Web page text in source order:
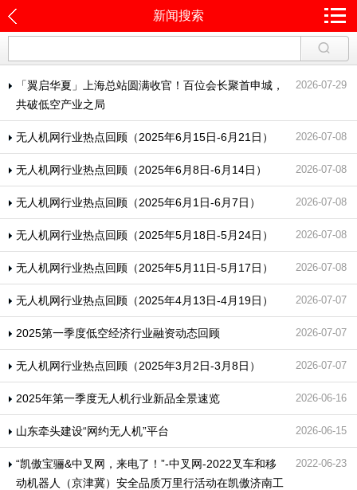
新闻搜索
「翼启华夏」上海总站圆满收官！百位会长聚首申城，
共破低空产业之局
2026-07-29
无人机网行业热点回顾（2025年6月15日-6月21日） 2026-07-08
无人机网行业热点回顾（2025年6月8日-6月14日） 2026-07-08
无人机网行业热点回顾（2025年6月1日-6月7日） 2026-07-08
无人机网行业热点回顾（2025年5月18日-5月24日） 2026-07-08
无人机网行业热点回顾（2025年5月11日-5月17日） 2026-07-08
无人机网行业热点回顾（2025年4月13日-4月19日） 2026-07-07
2025第一季度低空经济行业融资动态回顾 2026-07-07
无人机网行业热点回顾（2025年3月2日-3月8日） 2026-07-07
2025年第一季度无人机行业新品全景速览 2026-06-16
山东牵头建设“网约无人机”平台 2026-06-15
“凯傲宝骊&中叉网，来电了！”-中叉网-2022叉车和移
动机器人（京津冀）安全品质万里行活动在凯傲济南工
2022-06-23